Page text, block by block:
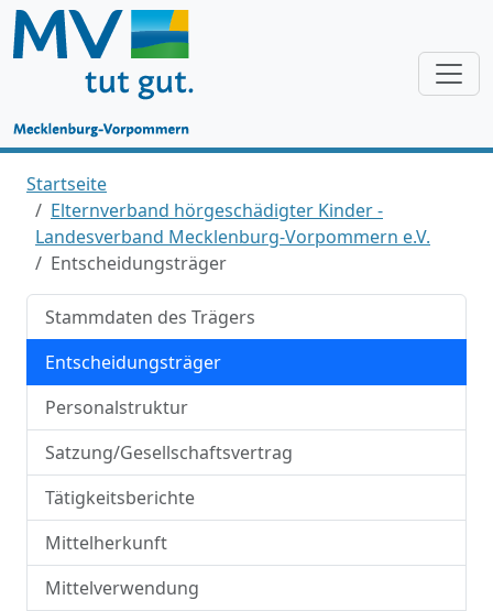
Startseite
Elternverband hörgeschädigter Kinder -
Landesverband Mecklenburg-Vorpommern e.V.
Entscheidungsträger
Stammdaten des Trägers
Entscheidungsträger
Personalstruktur
Satzung/Gesellschaftsvertrag
Tätigkeitsberichte
Mittelherkunft
Mittelverwendung